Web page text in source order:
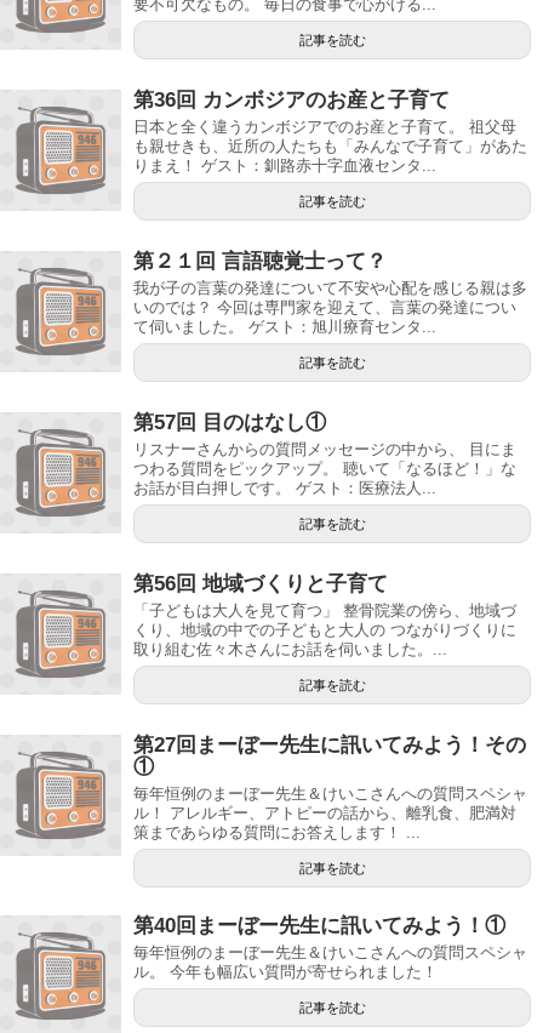
要不可欠なもの。 毎日の食事で心がける...
記事を読む
第36回 カンボジアのお産と子育て
日本と全く違うカンボジアでのお産と子育て。 祖父母
も親せきも、近所の人たちも「みんなで子育て」があた
りまえ！ ゲスト：釧路赤十字血液センタ...
記事を読む
第２１回 言語聴覚士って？
我が子の言葉の発達について不安や心配を感じる親は多
いのでは？ 今回は専門家を迎えて、言葉の発達につい
て伺いました。 ゲスト：旭川療育センタ...
記事を読む
第57回 目のはなし①
リスナーさんからの質問メッセージの中から、 目にま
つわる質問をピックアップ。 聴いて「なるほど！」な
お話が目白押しです。 ゲスト：医療法人...
記事を読む
第56回 地域づくりと子育て
「子どもは大人を見て育つ」 整骨院業の傍ら、地域づ
くり、地域の中での子どもと大人の つながりづくりに
取り組む佐々木さんにお話を伺いました。...
記事を読む
第27回まーぼー先生に訊いてみよう！その
①
毎年恒例のまーぼー先生＆けいこさんへの質問スペシャ
ル！ アレルギー、アトピーの話から、離乳食、肥満対
策まであらゆる質問にお答えします！ ...
記事を読む
第40回まーぼー先生に訊いてみよう！①
毎年恒例のまーぼー先生＆けいこさんへの質問スペシャ
ル。 今年も幅広い質問が寄せられました！
記事を読む